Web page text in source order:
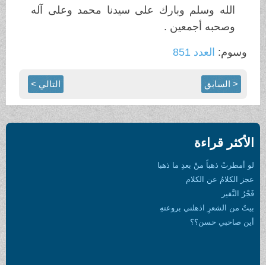
الله وسلم وبارك على سيدنا محمد وعلى آله
وصحبه أجمعين .
وسوم:العدد 851
< السابق التالي >
الأكثر قراءة
لو أمطرتْ ذهباً منْ بعدِ ما ذهبا
عجز الكلامُ عن الكلام
فَجْرُ النَّفير
بيتٌ من الشعرِ اذهلني بروعتهِ
أين صاحبي حسن؟؟